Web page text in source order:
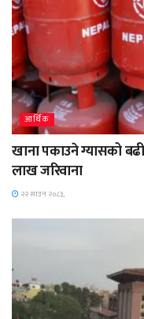
आर्थिक
खाना पकाउने ग्यासको
लाख जरिवाना
२२ साउन २०८३,